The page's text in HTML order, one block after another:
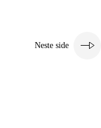
Neste side